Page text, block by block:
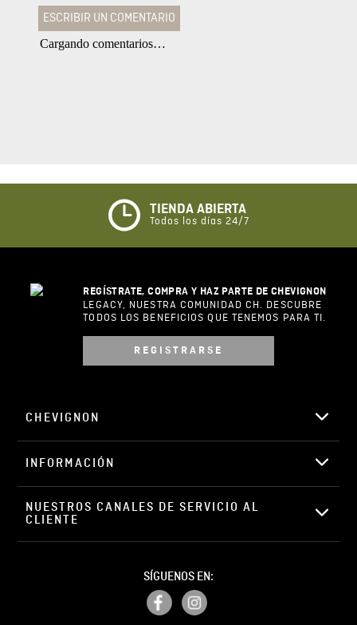
ESCRIBIR UN COMENTARIO
Califique el producto de 1 a 5 estrellas
★☆ ☆
Su nombre
Correo electrónico
ENVIAR COMENTARIO
Cargando comentarios…
TIENDA ABIERTA
Todos los días 24/7
REGÍSTRATE, COMPRA Y HAZ PARTE DE CHEVIGNON
LEGACY, NUESTRA COMUNIDAD CH. DESCUBRE
TODOS LOS BENEFICIOS QUE TENEMOS PARA TI.
REGISTRARSE
CHEVIGNON
INFORMACIÓN
NUESTROS CANALES DE SERVICIO AL
CLIENTE
SÍGUENOS EN: